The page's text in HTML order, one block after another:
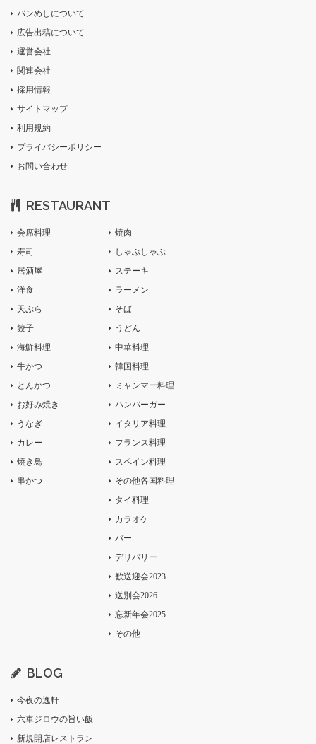
バンめしについて
広告出稿について
運営会社
関連会社
採用情報
サイトマップ
利用規約
プライバシーポリシー
お問い合わせ
RESTAURANT
会席料理
寿司
居酒屋
洋食
天ぷら
餃子
海鮮料理
牛かつ
とんかつ
お好み焼き
うなぎ
カレー
焼き鳥
串かつ
焼肉
しゃぶしゃぶ
ステーキ
ラーメン
そば
うどん
中華料理
韓国料理
ミャンマー料理
ハンバーガー
イタリア料理
フランス料理
スペイン料理
その他各国料理
タイ料理
カラオケ
バー
デリバリー
歓送迎会2023
送別会2026
忘新年会2025
その他
BLOG
今夜の逸軒
六車ジロウの旨い飯
新規開店レストラン